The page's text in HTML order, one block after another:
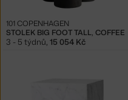
STOLEK BIG FOOT TALL, COFFEE
101 COPENHAGEN
3 - 5 týdnů, 15 054 Kč